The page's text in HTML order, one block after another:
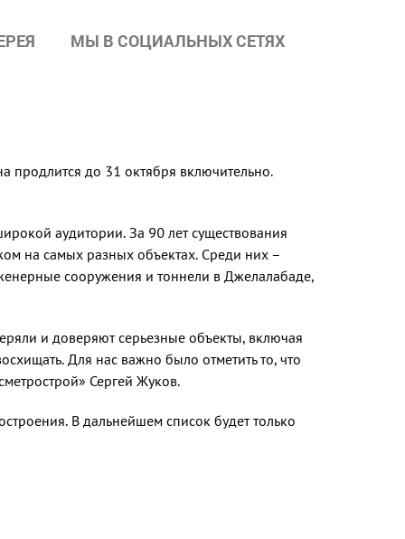
МЫ В СОЦИАЛЬНЫХ СЕТЯХ
продлится до 31 октября включительно.
аудитории. За 90 лет существования
на самых разных объектах. Среди них –
сооружения и тоннели в Джелалабаде,
и доверяют серьезные объекты, включая
Для нас важно было отметить то, что
Сергей Жуков.
В дальнейшем список будет только